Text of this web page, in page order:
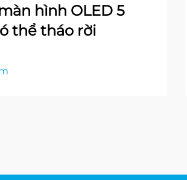
hình OLED 5
thể tháo rời